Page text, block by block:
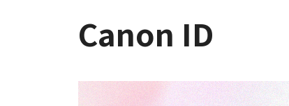
Canon ID